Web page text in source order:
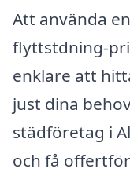
Att använda
flyttstdning-
enklare att
just dina
städföretag i
och få